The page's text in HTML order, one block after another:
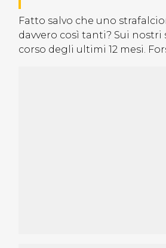
Fatto salvo che uno
davvero così tanti? Sui nostri
corso degli ultimi 12 mesi.